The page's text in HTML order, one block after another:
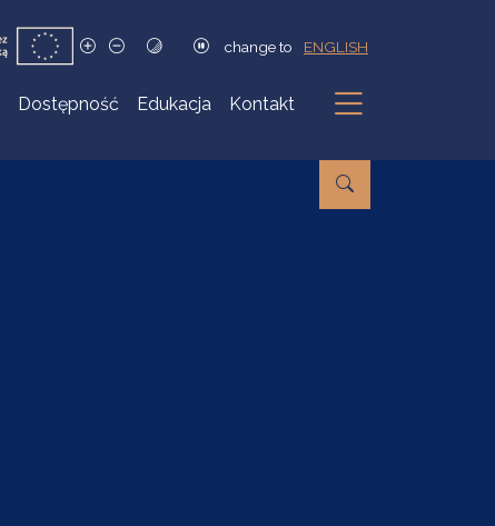
change to ENGLISH
Dostępność Edukacja Kontakt
Podmenu